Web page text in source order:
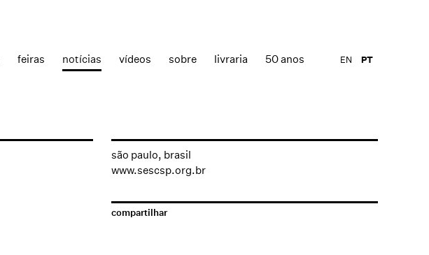
feiras notícias vídeos sobre livraria 50 anos PT
EN
são paulo, brasil
www.sescsp.org.br
compartilhar